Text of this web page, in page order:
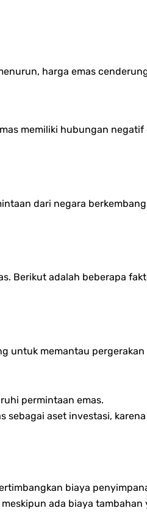
harga emas
memiliki hubungan negatif
dari negara
Berikut adalah beberapa
untuk memantau
permintaan emas.
aset investasi,
biaya
ada biaya